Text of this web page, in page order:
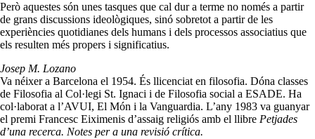
Però aquestes són unes tasques que cal dur a terme no només a partir
de grans discussions ideològiques, sinó sobretot a partir de les
experiències quotidianes dels humans i dels processos associatius que
els resulten més propers i significatius.
Josep M. Lozano
Va néixer a Barcelona el 1954. És llicenciat en filosofia. Dóna classes
de Filosofia al Col·legi St. Ignaci i de Filosofia social a ESADE. Ha
col·laborat a l’AVUI, El Món i la Vanguardia. L’any 1983 va guanyar
el premi Francesc Eiximenis d’assaig religiós amb el llibre Petjades
d’una recerca. Notes per a una revisió crítica.